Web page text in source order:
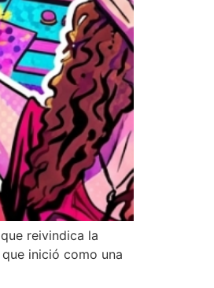
reivindica la
inició como una